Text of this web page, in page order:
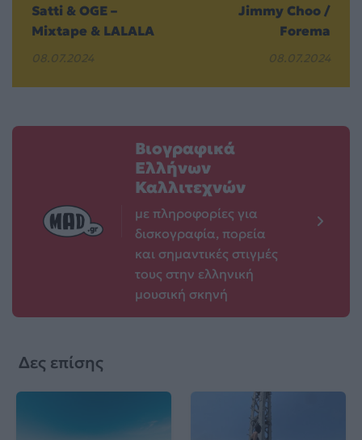
Satti & OGE –
Mixtape & LALALA
08.07.2024
Jimmy Choo /
Forema
08.07.2024
Βιογραφικά
Ελλήνων
Καλλιτεχνών
με πληροφορίες για
δισκογραφία, πορεία
και σημαντικές στιγμές
τους στην ελληνική
μουσική σκηνή
Δες επίσης